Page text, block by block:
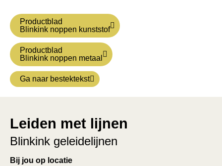
Productblad
Blinkink noppen kunststof
Productblad
Blinkink noppen metaal
Ga naar bestektekst
Leiden met lijnen
Blinkink geleidelijnen
Bij jou op locatie